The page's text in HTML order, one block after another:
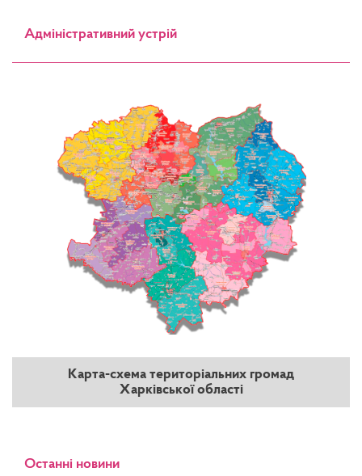
Адміністративний устрій
Карта-схема територіальних громад
Харківської області
Останні новини